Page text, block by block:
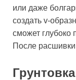
или даже
создать v-
сможет глубоко
После
Грунтовка